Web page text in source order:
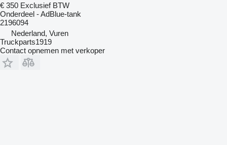
€ 350 Exclusief BTW
Onderdeel - AdBlue-tank
2196094
Nederland, Vuren
Truckparts1919
Contact opnemen met verkoper